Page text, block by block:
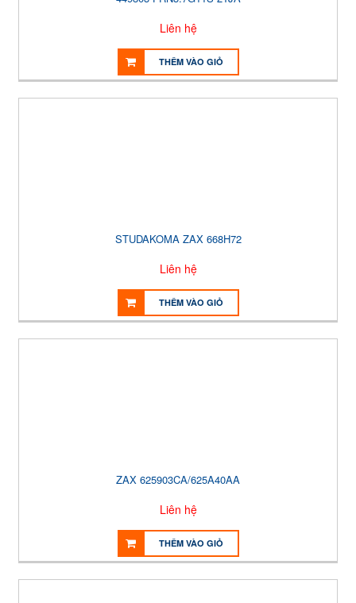
Liên hệ
THÊM VÀO GIỎ
STUDAKOMA ZAX 668H72
Liên hệ
THÊM VÀO GIỎ
ZAX 625903CA/625A40AA
Liên hệ
THÊM VÀO GIỎ